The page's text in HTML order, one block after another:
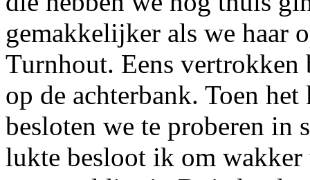
gemakkelijker als we haar
Turnhout. Eens vertrokken
op de achterbank. Toen
besloten we te proberen in
lukte besloot ik om